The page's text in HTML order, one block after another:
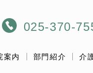
025-370-
案内 部門紹介 介